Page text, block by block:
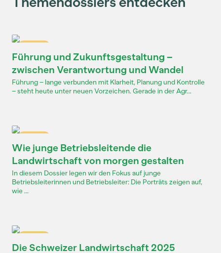
Führung und Zukunftsgestaltung –
zwischen Verantwortung und Wandel
Führung – lange verbunden mit Klarheit, Planung und Kontrolle
– steht heute unter neuen Vorzeichen. Gerade in der Agr...
Wie junge Betriebsleitende die
Landwirtschaft von morgen gestalten
In diesem Dossier legen wir den Fokus auf junge
Betriebsleiterinnen und Betriebsleiter: Die Porträts zeigen auf,
wie ...
Die Schweizer Landwirtschaft 2025